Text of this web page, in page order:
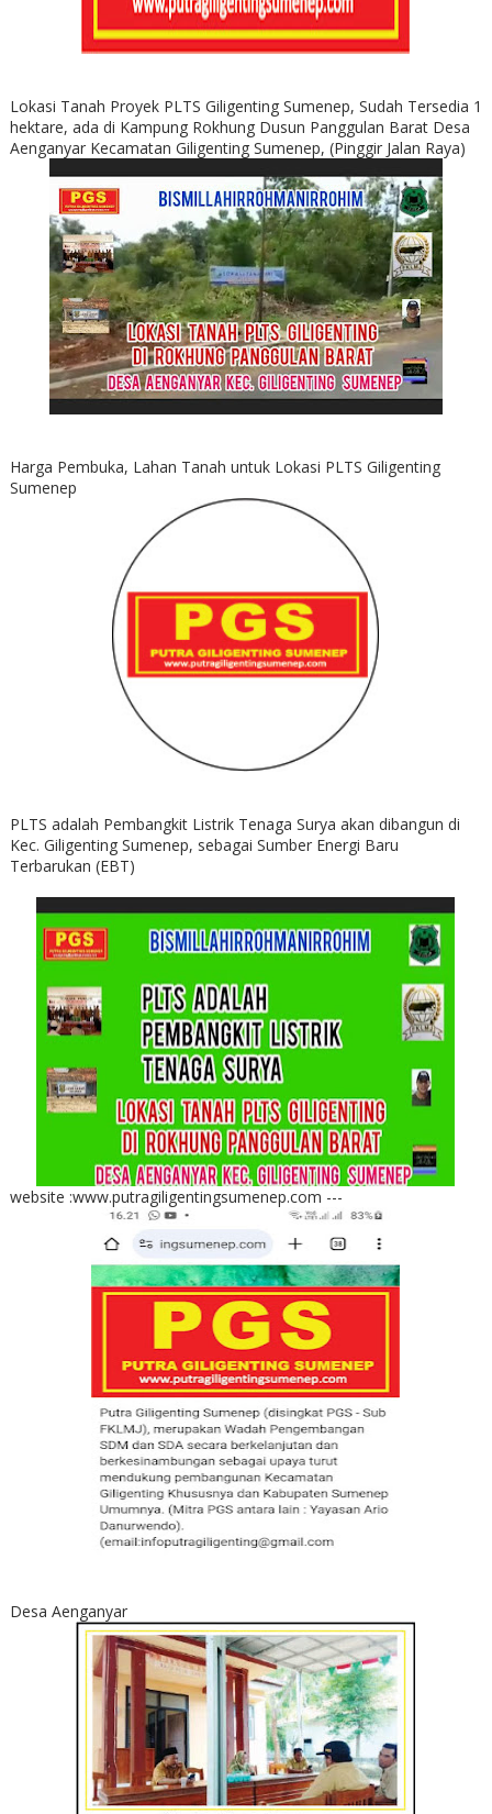
Lokasi Tanah Proyek PLTS Giligenting Sumenep, Sudah Tersedia 1
hektare, ada di Kampung Rokhung Dusun Panggulan Barat Desa
Aenganyar Kecamatan Giligenting Sumenep, (Pinggir Jalan Raya)
Harga Pembuka, Lahan Tanah untuk Lokasi PLTS Giligenting
Sumenep
PLTS adalah Pembangkit Listrik Tenaga Surya akan dibangun di
Kec. Giligenting Sumenep, sebagai Sumber Energi Baru
Terbarukan (EBT)
website :www.putragiligentingsumenep.com ---
Desa Aenganyar